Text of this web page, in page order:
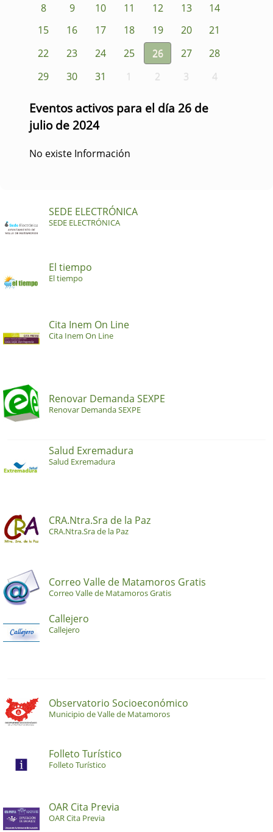
8
9 10 11 12 13
14
15
16 17 18 19 20
21
22
23 24 25 26 27
28
29
30 31 1 2 3 4
Eventos activos para el día 26 de
julio de 2024
No existe Información
SEDE ELECTRÓNICA
SEDE ELECTRÓNICA
El tiempo
El tiempo
Cita Inem On Line
Cita Inem On Line
Renovar Demanda SEXPE
Renovar Demanda SEXPE
Salud Exremadura
Salud Exremadura
CRA.Ntra.Sra de la Paz
CRA.Ntra.Sra de la Paz
Correo Valle de Matamoros Gratis
Correo Valle de Matamoros Gratis
Callejero
Callejero
Observatorio Socioeconómico
Municipio de Valle de Matamoros
Folleto Turístico
Folleto Turístico
OAR Cita Previa
OAR Cita Previa